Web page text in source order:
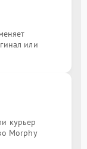
или
курьер
Morphy